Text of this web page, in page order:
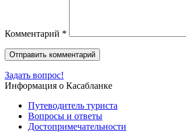
Комментарий *
Задать вопрос!
Информация о Касабланке
Путеводитель туриста
Вопросы и ответы
Достопримечательности